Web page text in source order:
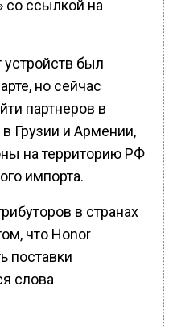
со ссылкой на
устройств был
но сейчас
партнеров в
Грузии и Армении,
на территорию РФ
импорта.
в странах
что Honor
поставки
слова